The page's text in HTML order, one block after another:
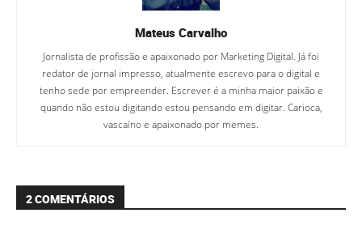
Mateus Carvalho
Jornalista de profissão e apaixonado por Marketing Digital. Já foi
redator de jornal impresso, atualmente escrevo para o digital e
tenho sede por empreender. Escrever é a minha maior paixão e
quando não estou digitando estou pensando em digitar. Carioca,
vascaíno e apaixonado por memes.
2 COMENTÁRIOS